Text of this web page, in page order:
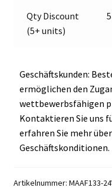
Qty Discount
(5+ units)
Geschäftskunden:
ermöglichen den
wettbewerbsfähigen
Kontaktieren Sie uns
erfahren Sie mehr
Geschäftskonditionen.
Artikelnummer: MAAF133-